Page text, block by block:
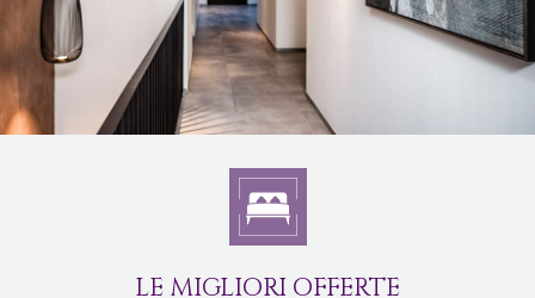
LE MIGLIORI OFFERTE